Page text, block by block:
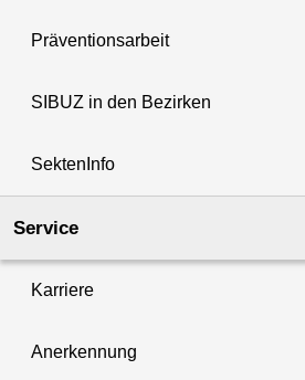
Präventionsarbeit
SIBUZ in den Bezirken
SektenInfo
Service
Karriere
Anerkennung